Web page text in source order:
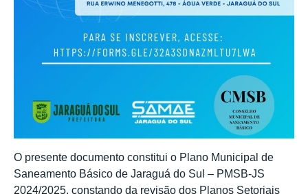
O presente documento constitui o Plano Municipal de
Saneamento Básico de Jaraguá do Sul – PMSB-JS
2024/2025, constando da revisão dos Planos Setoriais